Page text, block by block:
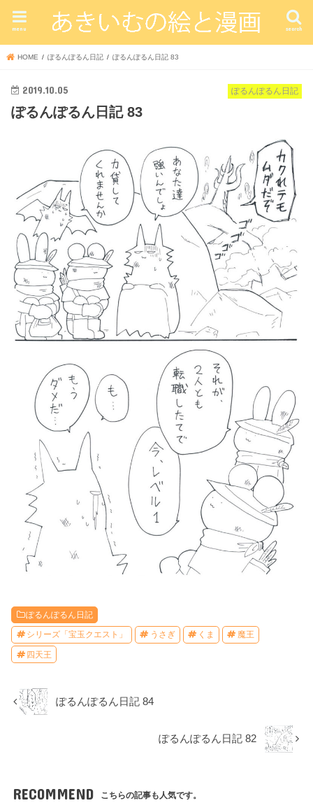
search
menu
HOME ぽるんぽるん日記 ぽるんぽるん日記 83
ぽるんぽるん日記
2019.10.05
ぽるんぽるん日記 83
ぽるんぽるん日記
シリーズ「宝玉クエスト」 うさぎ くま 魔王
四天王
ぽるんぽるん日記 84
ぽるんぽるん日記 82
RECOMMEND こちらの記事も人気です。